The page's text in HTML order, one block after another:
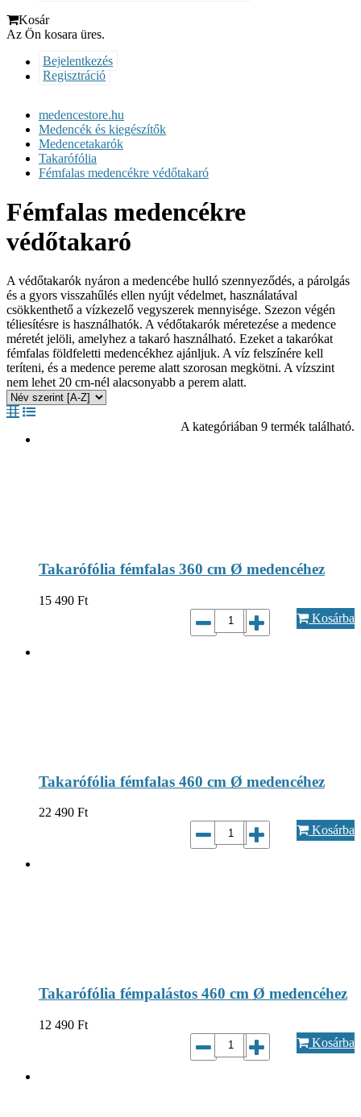
Kosár
Az Ön kosara üres.
Bejelentkezés
Regisztráció
medencestore.hu
Medencék és kiegészítők
Medencetakarók
Takarófólia
Fémfalas medencékre védőtakaró
Fémfalas medencékre
védőtakaró
A védőtakarók nyáron a medencébe hulló szennyeződés, a párolgás
és a gyors visszahűlés ellen nyújt védelmet, használatával
csökkenthető a vízkezelő vegyszerek mennyisége. Szezon végén
téliesítésre is használhatók. A védőtakarók méretezése a medence
méretét jelöli, amelyhez a takaró használható. Ezeket a takarókat
fémfalas földfeletti medencékhez ajánljuk. A víz felszínére kell
teríteni, és a medence pereme alatt szorosan megkötni. A vízszint
nem lehet 20 cm-nél alacsonyabb a perem alatt.
A kategóriában 9 termék található.
Takarófólia fémfalas 360 cm Ø medencéhez
15 490 Ft
Kosárba
Takarófólia fémfalas 460 cm Ø medencéhez
22 490 Ft
Kosárba
Takarófólia fémpalástos 460 cm Ø medencéhez
12 490 Ft
Kosárba